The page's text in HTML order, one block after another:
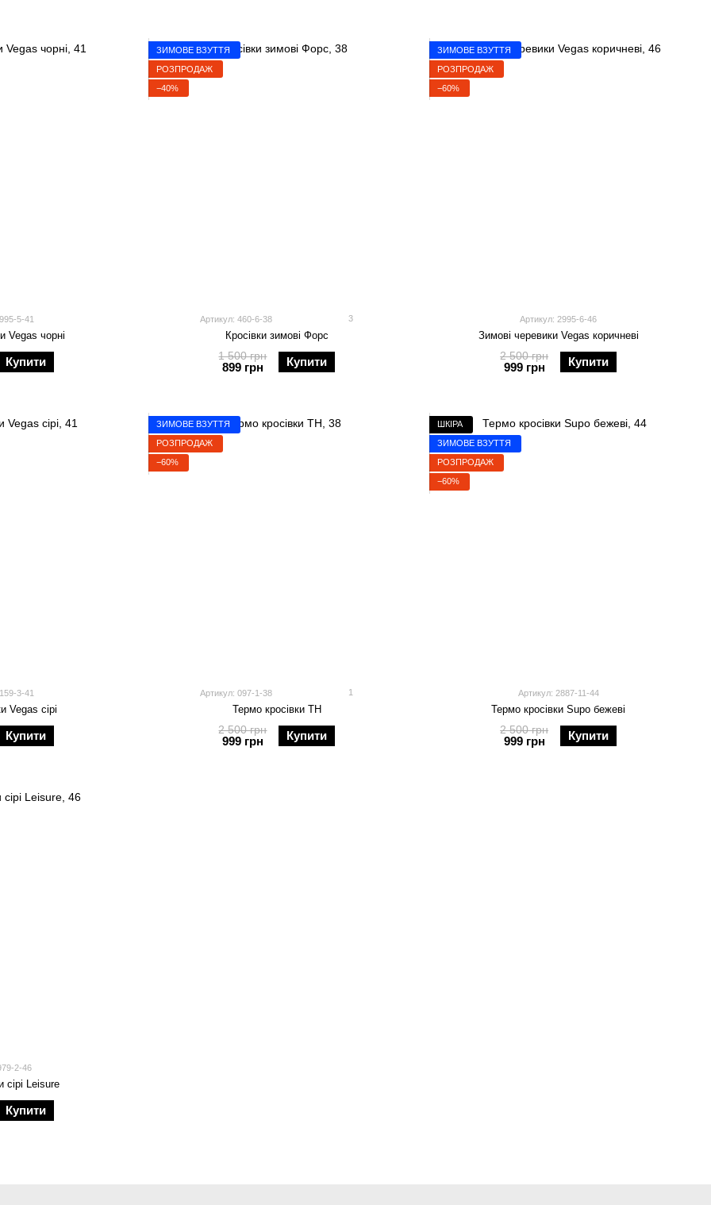
5-41
Vegas чорні
Купити
ЗИМОВЕ ВЗУТТЯ
РОЗПРОДАЖ
−40%
Артикул: 460-6-38 3
Кросівки зимові Форс
1 500 грн
899 грн Купити
ЗИМОВЕ ВЗУТТЯ
РОЗПРОДАЖ
−60%
Артикул: 2995-6-46
Зимові черевики Vegas коричневі
2 500 грн
999 грн Купити
3-41
Vegas сірі
Купити
ЗИМОВЕ ВЗУТТЯ
РОЗПРОДАЖ
−60%
Артикул: 097-1-38 1
Термо кросівки ТН
2 500 грн
999 грн Купити
ШКІРА
ЗИМОВЕ ВЗУТТЯ
РОЗПРОДАЖ
−60%
Артикул: 2887-11-44
Термо кросівки Supo бежеві
2 500 грн
999 грн Купити
2-46
сірі Leisure
Купити